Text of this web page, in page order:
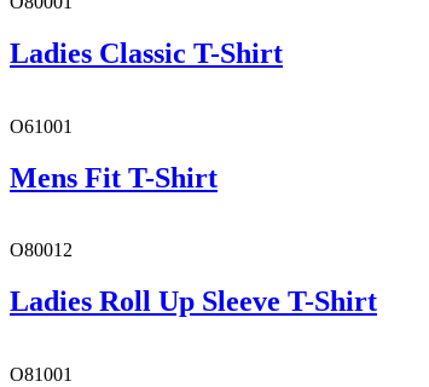
Ladies Classic T-Shirt
O61001
Mens Fit T-Shirt
O80012
Ladies Roll Up Sleeve T-Shirt
O81001